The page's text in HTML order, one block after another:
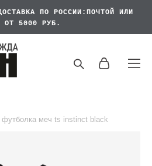
ПО РОССИИ:ПОЧТОЙ ИЛИ
ОТ 5000 РУБ.
футболка меч ts instinct black